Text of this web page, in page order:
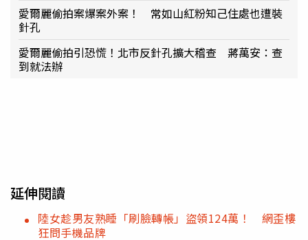
愛爾麗偷拍案爆案外案！ 常如山紅粉知己住處也遭裝
針孔
愛爾麗偷拍引恐慌！北市反針孔擴大稽查 蔣萬安：查
到就法辦
延伸閱讀
陸女趁男友熟睡「刷臉轉帳」盜領124萬！ 網歪樓
狂問手機品牌